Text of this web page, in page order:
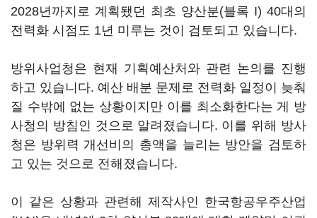
2028년까지로 계획됐던 최초 양산분(블록 I) 40대의
전력화 시점도 1년 미루는 것이 검토되고 있습니다.
방위사업청은 현재 기획예산처와 관련 논의를 진행
하고 있습니다. 예산 배분 문제로 전력화 일정이 늦춰
질 수밖에 없는 상황이지만 이를 최소화한다는 게 방
사청의 방침인 것으로 알려졌습니다. 이를 위해 방사
청은 방위력 개선비의 총액을 늘리는 방안을 검토하
고 있는 것으로 전해졌습니다.
이 같은 상황과 관련해 제작사인 한국항공우주산업